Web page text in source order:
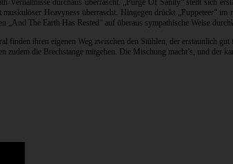
durchaus überrascht. „Purge Of Sanity“ stellt sich
Heavyness überrascht. Hingegen drückt „Puppeteer“
The Earth Has Rested“ auf überaus sympathische Weise
finden ihren eigenen Weg zwischen den Stühlen, der erstaunlich
die Brechstange mitgehen. Die Mischung macht’s, und der